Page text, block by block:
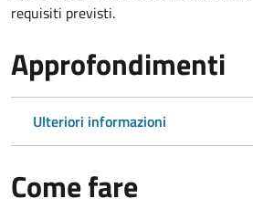
requisiti previsti.
Approfondimenti
Ulteriori informazioni
Come fare